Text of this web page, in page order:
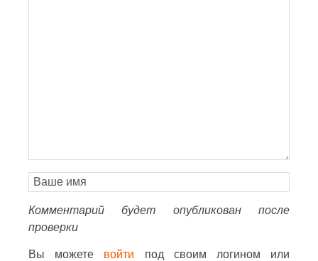
Комментарий будет опубликован после
проверки
Вы можете войти под своим логином или